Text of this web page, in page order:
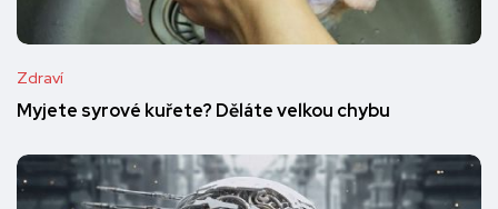
Zdraví
Myjete syrové kuřete? Děláte velkou chybu